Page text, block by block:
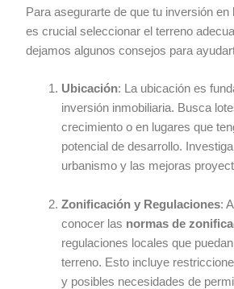
Para asegurarte de que tu inversión en
es crucial seleccionar el terreno
dejamos algunos consejos para
Ubicación: La ubicación es
inversión inmobiliaria. Busca
crecimiento o en lugares que
potencial de desarrollo.
urbanismo y las mejoras
Zonificación y Regulaciones:
conocer las normas de
regulaciones locales que
terreno. Esto incluye
y posibles necesidades de